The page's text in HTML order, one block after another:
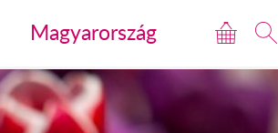
Magyarország